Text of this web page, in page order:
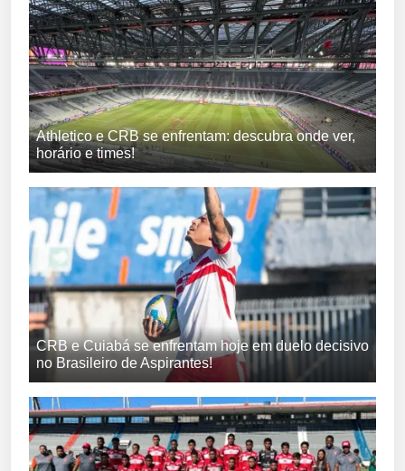
Athletico e CRB se enfrentam: descubra onde ver,
horário e times!
CRB e Cuiabá se enfrentam hoje em duelo decisivo
no Brasileiro de Aspirantes!